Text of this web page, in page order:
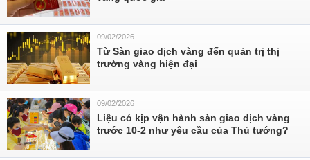
09/02/2026
Từ Sàn giao dịch vàng đến quản trị thị
trường vàng hiện đại
09/02/2026
Liệu có kịp vận hành sàn giao dịch vàng
trước 10-2 như yêu cầu của Thủ tướng?